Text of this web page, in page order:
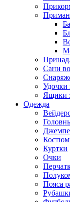
Сани
Удочки
Ящики
Одежда
Куртки
Очки
Пояса